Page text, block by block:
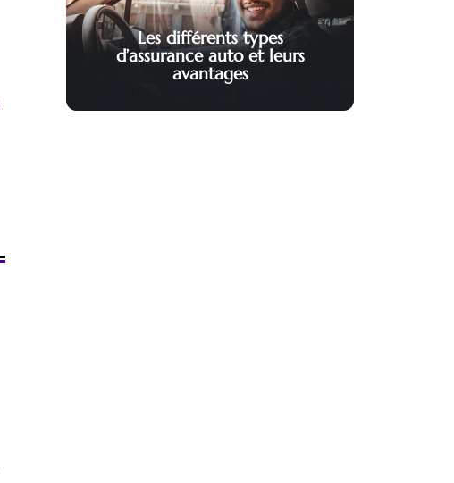
Les différents types
d’assurance auto et leurs
avantages